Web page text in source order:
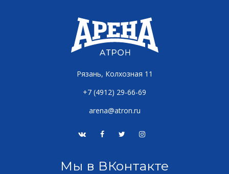
Рязань, Колхозная 11
+7 (4912) 29-66-69
arena@atron.ru
Мы в ВКонтакте